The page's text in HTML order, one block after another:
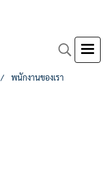
พนักงานของเรา